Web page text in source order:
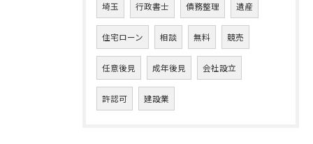
埼玉 行政書士 債務整理 遺産
住宅ローン 相談 無料 競売
任意後見 成年後見 会社設立
許認可 建設業